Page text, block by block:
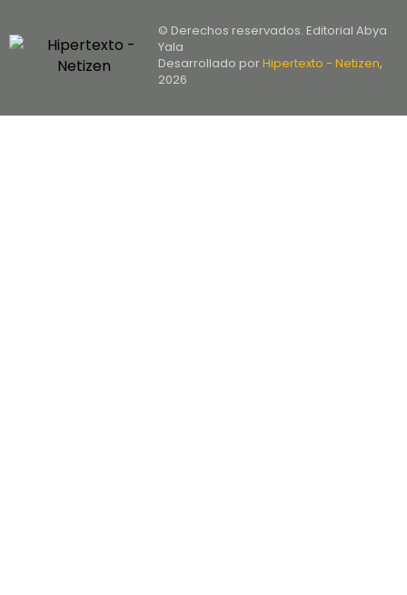
© Derechos reservados. Editorial Abya
Yala
Desarrollado porHipertexto - Netizen,
2026